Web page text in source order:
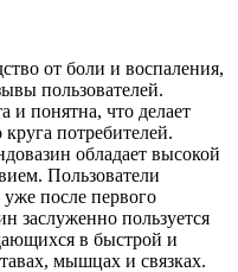
от боли и воспаления,
пользователей.
понятна, что делает
потребителей.
обладает высокой
Пользователи
после первого
заслуженно пользуется
в быстрой и
мышцах и связках.